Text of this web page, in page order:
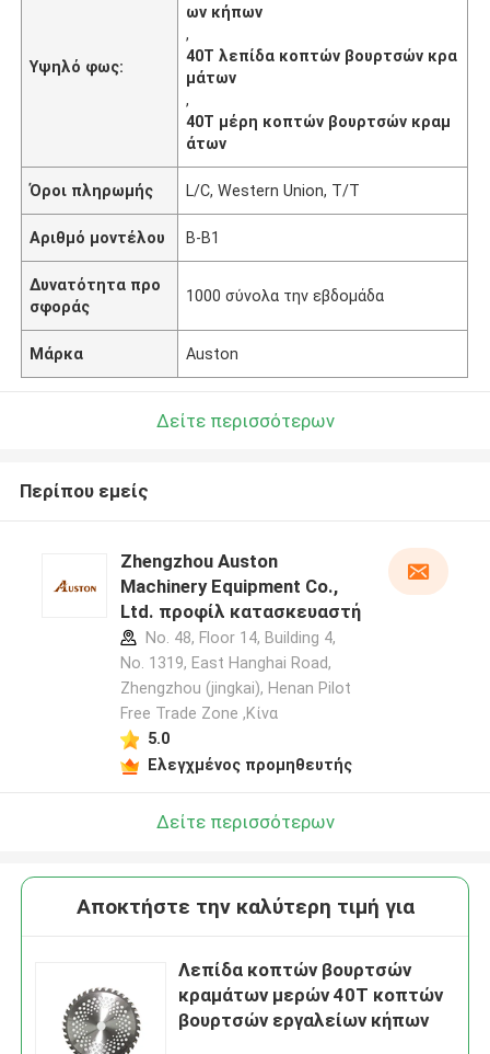
Υψηλό φως:
ων κήπων
,
40T λεπίδα κοπτών βουρτσών κρα
μάτων
,
40T μέρη κοπτών βουρτσών κραμ
άτων
Όροι πληρωμής L/C, Western Union, T/T
Αριθμό μοντέλου Β-B1
Δυνατότητα προ
σφοράς
1000 σύνολα την εβδομάδα
Μάρκα Auston
Δείτε περισσότερων
Περίπου εμείς
Zhengzhou Auston
Machinery Equipment Co.,
Ltd. προφίλ κατασκευαστή
No. 48, Floor 14, Building 4,
No. 1319, East Hanghai Road,
Zhengzhou (jingkai), Henan Pilot
Free Trade Zone ,Κίνα
5.0
Ελεγχμένος προμηθευτής
Δείτε περισσότερων
Αποκτήστε την καλύτερη τιμή για
Λεπίδα κοπτών βουρτσών
κραμάτων μερών 40T κοπτών
βουρτσών εργαλείων κήπων